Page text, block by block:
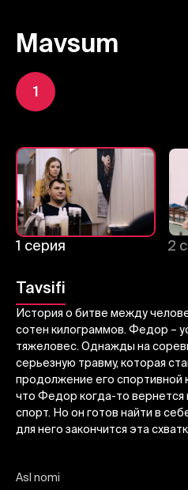
Mavsum
1
1 серия 2
Tavsifi
История о битве между
сотен килограммов. Федор –
тяжеловес. Однажды на
серьезную травму, которая
продолжение его спортивной
что Федор когда-то вернется
спорт. Но он готов найти в
для него закончится эта
Asl nomi